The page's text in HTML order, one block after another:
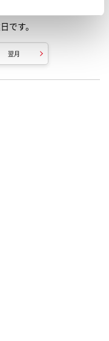
です。
翌月